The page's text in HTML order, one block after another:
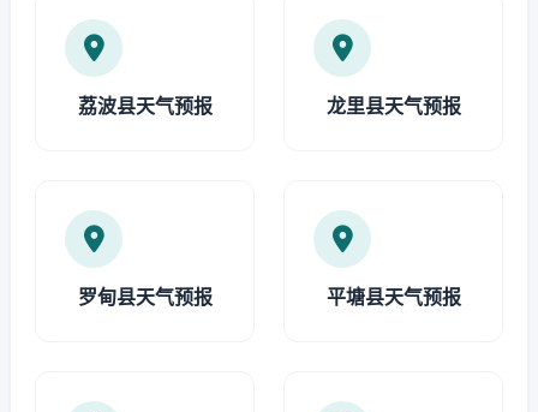
荔波县天气预报 龙里县天气预报
罗甸县天气预报 平塘县天气预报